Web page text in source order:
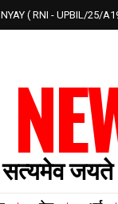
( RNI - UPBIL/25/
सत्यमेव जयते